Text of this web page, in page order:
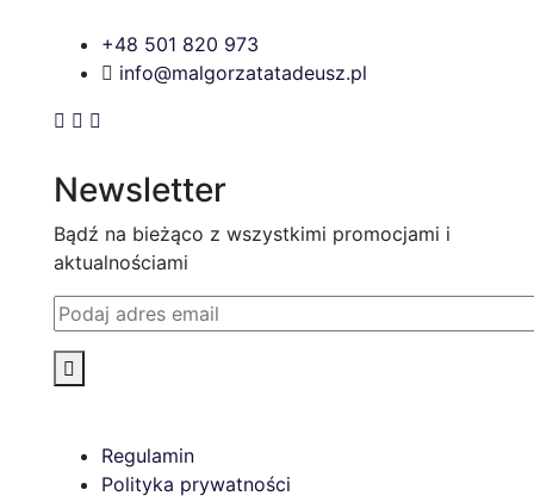
+48 501 820 973
info@malgorzatatadeusz.pl
Newsletter
Bądź na bieżąco z wszystkimi promocjami i
aktualnościami
Regulamin
Polityka prywatności